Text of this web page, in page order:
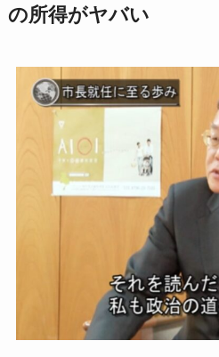
の所得がヤバい